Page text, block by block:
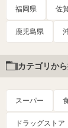
福岡県 佐
鹿児島県
カテゴリか
スーパー
ドラッグストア